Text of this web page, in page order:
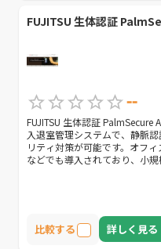
--
FUJITSU 生体認証 PalmSecure
入退室管理システムで、静脈
リティ対策が可能です。オフ
などでも導入されており、小規
比較する 詳しく見る